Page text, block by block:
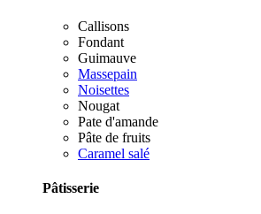
Callisons
Fondant
Guimauve
Massepain
Noisettes
Nougat
Pate d'amande
Pâte de fruits
Caramel salé
Pâtisserie